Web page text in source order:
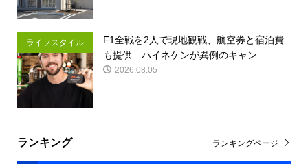
ライフスタイル
F1全戦を2人で現地観戦、航空券と宿泊費
も提供 ハイネケンが異例のキャン...
2026.08.05
ランキング ランキングページ